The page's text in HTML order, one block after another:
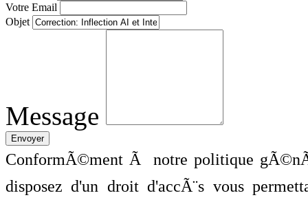
Votre Email
Objet
Message
ConformÃ©ment Ã notre politique
disposez d'un droit d'accÃ¨s vous